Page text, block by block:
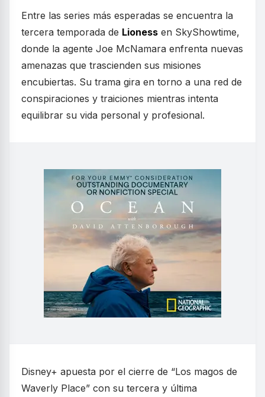
Entre las series más esperadas se encuentra la
tercera temporada de Lioness en SkyShowtime,
donde la agente Joe McNamara enfrenta nuevas
amenazas que trascienden sus misiones
encubiertas. Su trama gira en torno a una red de
conspiraciones y traiciones mientras intenta
equilibrar su vida personal y profesional.
Disney+ apuesta por el cierre de “Los magos de
Waverly Place” con su tercera y última